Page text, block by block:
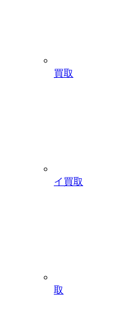
買取
イ買取
取